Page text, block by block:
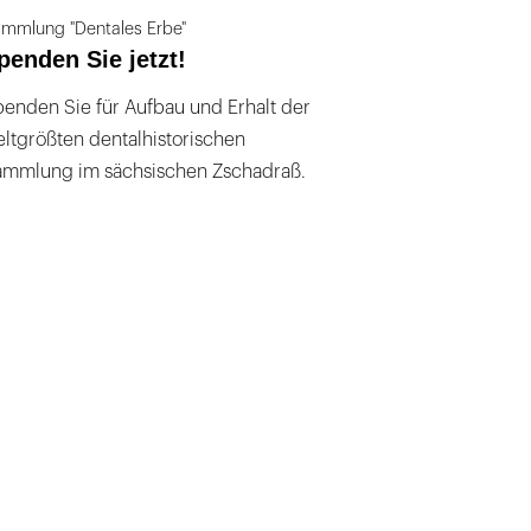
"Dentales Erbe"
Sie jetzt!
Sie für Aufbau und Erhalt der
dentalhistorischen
im sächsischen Zschadraß.